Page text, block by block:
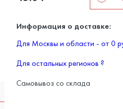
Информация о доставке:
Для Москвы и области - от 0
Для остальных регионов?
Самовывоз со склада